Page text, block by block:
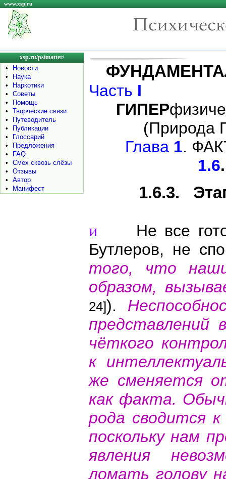
www.xsp.ru
xsp.ru/psimatter/
•
Новости
•
Наука
•
Наркотики
•
Советы
•
Помощь
•
Творческие связи
•
Путеводитель
•
Публикации
•
Глоссарий
•
Предложения
•
FAQ
•
Смех сквозь слёзы
•
Отзывы
•
Автор
•
Манифест
Часть I
ГИПЕР
(Природа
Глава 1.
1.6
1.6.3.
и Не все
Бутлеров, не
того, что
образом,
24]).
представлений
чёткого
к
же сменяется
как факта.
рода сводится
поскольку нам
явления
ломать голову